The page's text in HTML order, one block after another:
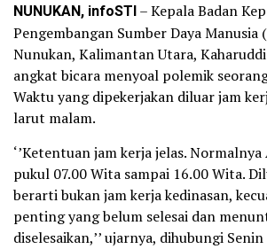
NUNUKAN, infoSTI– Kepala Badan
Pengembangan Sumber Daya Manusia
Nunukan, Kalimantan Utara,
angkat bicara menyoal polemik
Waktu yang dipekerjakan diluar jam
larut malam.
‘’Ketentuan jam kerja jelas.
pukul 07.00 Wita sampai 16.00 Wita.
berarti bukan jam kerja kedinasan,
penting yang belum selesai dan
diselesaikan,’’ ujarnya, dihubungi